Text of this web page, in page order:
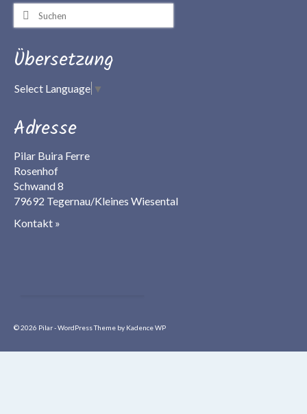
Suchen
nach:
Übersetzung
Select Language ▼
Adresse
Pilar Buira Ferre
Rosenhof
Schwand 8
79692 Tegernau/Kleines Wiesental
Kontakt »
© 2026 Pilar - WordPress Theme by Kadence WP